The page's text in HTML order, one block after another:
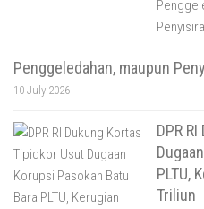
Penggeledahan, maupun
10 July 2026
DPR
PLTU,
Triliun